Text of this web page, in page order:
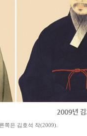
쪽은 김호석 작(2009).